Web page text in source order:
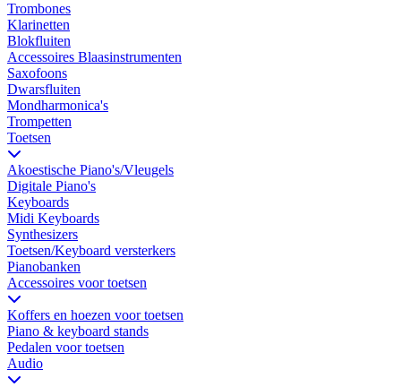
Trombones
Klarinetten
Blokfluiten
Accessoires Blaasinstrumenten
Saxofoons
Dwarsfluiten
Mondharmonica's
Trompetten
Toetsen
Akoestische Piano's/Vleugels
Digitale Piano's
Keyboards
Midi Keyboards
Synthesizers
Toetsen/Keyboard versterkers
Pianobanken
Accessoires voor toetsen
Koffers en hoezen voor toetsen
Piano & keyboard stands
Pedalen voor toetsen
Audio